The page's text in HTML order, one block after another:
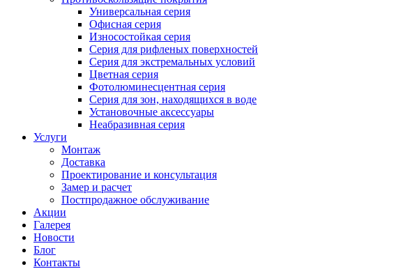
Универсальная серия
Офисная серия
Износостойкая серия
Серия для рифленых поверхностей
Серия для экстремальных условий
Цветная серия
Фотолюминесцентная серия
Серия для зон, находящихся в воде
Установочные аксессуары
Неабразивная серия
Услуги
Монтаж
Доставка
Проектирование и консультация
Замер и расчет
Постпродажное обслуживание
Акции
Галерея
Новости
Блог
Контакты